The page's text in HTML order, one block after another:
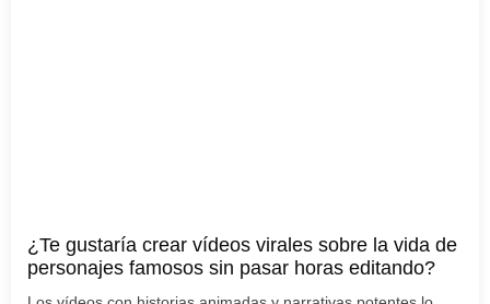
¿Te gustaría crear vídeos virales sobre la vida de
personajes famosos sin pasar horas editando?